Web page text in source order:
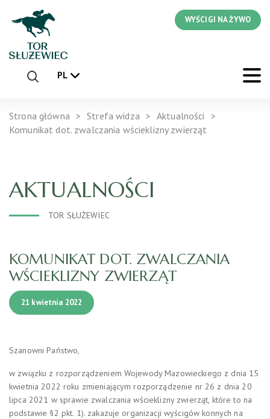
WYŚCIGI NA ŻYWO
PL
Strona główna Strefa widza
Aktualności
Komunikat dot. zwalczania wścieklizny zwierząt
AKTUALNOŚCI
TOR SŁUŻEWIEC
KOMUNIKAT DOT. ZWALCZANIA
WŚCIEKLIZNY ZWIERZĄT
21 kwietnia 2022
Szanowni Państwo,
w związku z rozporządzeniem Wojewody Mazowieckiego z dnia 15
kwietnia 2022 roku zmieniającym rozporządzenie nr 26 z dnia 20
lipca 2021 w sprawie zwalczania wścieklizny zwierząt, które to na
podstawie §2 pkt. 1). zakazuje organizacji wyścigów konnych na